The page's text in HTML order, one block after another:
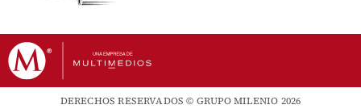
DERECHOS RESERVADOS © GRUPO MILENIO 2026